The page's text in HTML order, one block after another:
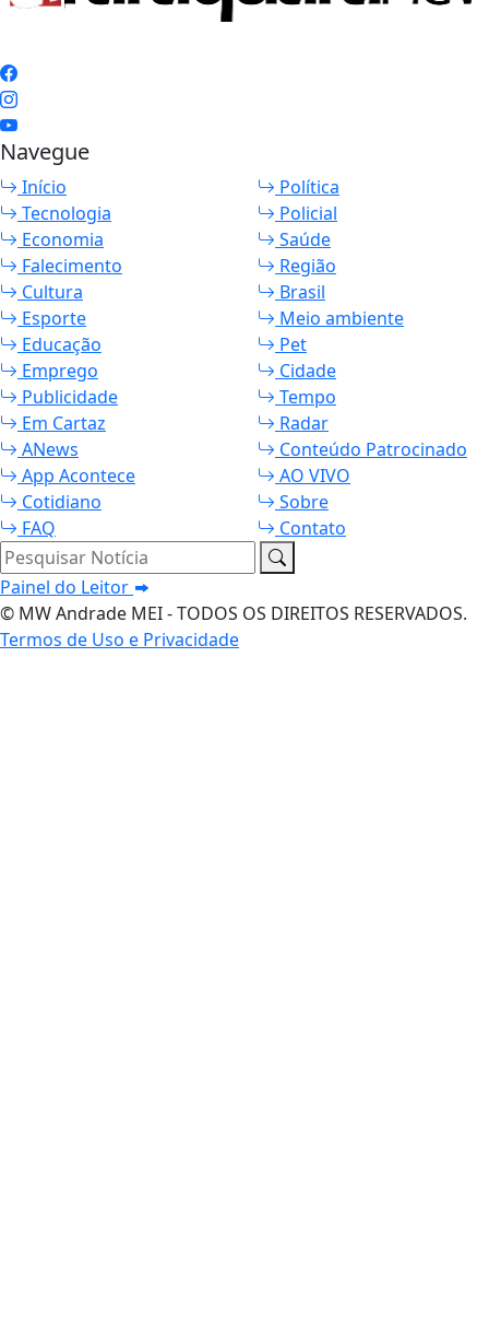
Navegue
Início
Política
Tecnologia
Policial
Economia
Saúde
Falecimento
Região
Cultura
Brasil
Esporte
Meio ambiente
Educação
Pet
Emprego
Cidade
Publicidade
Tempo
Em Cartaz
Radar
ANews
Conteúdo Patrocinado
App Acontece
AO VIVO
Cotidiano
Sobre
FAQ
Contato
Pesquisar Notícia
Painel do Leitor
© MW Andrade MEI - TODOS OS DIREITOS RESERVADOS.
Termos de Uso e Privacidade